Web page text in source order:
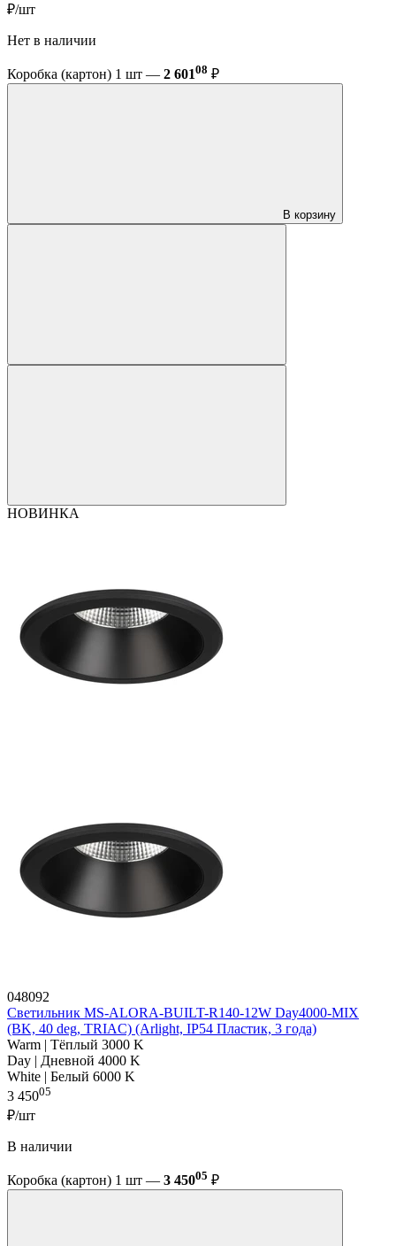
₽/шт
Нет в наличии
Коробка (картон) 1 шт — 2 60108 ₽
В корзину
НОВИНКА
048092
Светильник MS-ALORA-BUILT-R140-12W Day4000-MIX
(BK, 40 deg, TRIAC) (Arlight, IP54 Пластик, 3 года)
Warm | Тёплый 3000 K
Day | Дневной 4000 K
White | Белый 6000 K
3 45005
₽/шт
В наличии
Коробка (картон) 1 шт — 3 45005 ₽